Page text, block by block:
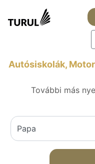
Autósiskolák,
További más